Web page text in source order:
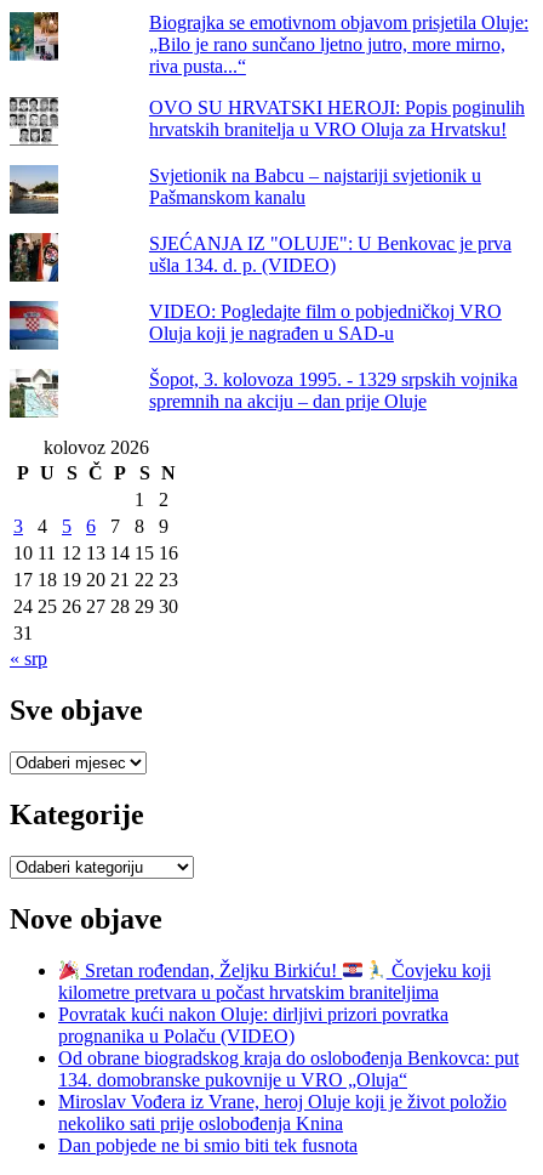
Biograjka se emotivnom objavom prisjetila Oluje:
„Bilo je rano sunčano ljetno jutro, more mirno,
riva pusta...“
OVO SU HRVATSKI HEROJI: Popis poginulih
hrvatskih branitelja u VRO Oluja za Hrvatsku!
Svjetionik na Babcu – najstariji svjetionik u
Pašmanskom kanalu
SJEĆANJA IZ "OLUJE": U Benkovac je prva
ušla 134. d. p. (VIDEO)
VIDEO: Pogledajte film o pobjedničkoj VRO
Oluja koji je nagrađen u SAD-u
Šopot, 3. kolovoza 1995. - 1329 srpskih vojnika
spremnih na akciju – dan prije Oluje
kolovoz 2026
P U S Č P S N
1
2
3
4 5 6 7 8
9
10 11 12 13 14 15 16
17 18 19 20 21 22 23
24 25 26 27 28 29 30
31
« srp
Sve objave
Sve
Kategorije
Kategorije
Nove objave
Sretan rođendan, Željku Birkiću!
Čovjeku koji
kilometre pretvara u počast hrvatskim braniteljima
Povratak kući nakon Oluje: dirljivi prizori povratka
prognanika u Polaču (VIDEO)
Od obrane biogradskog kraja do oslobođenja Benkovca: put
134. domobranske pukovnije u VRO „Oluja“
Miroslav Vođera iz Vrane, heroj Oluje koji je život položio
nekoliko sati prije oslobođenja Knina
Dan pobjede ne bi smio biti tek fusnota